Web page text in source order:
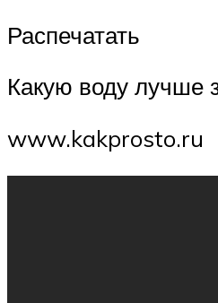
Распечатать
Какую воду лучше
www.kakprosto.ru